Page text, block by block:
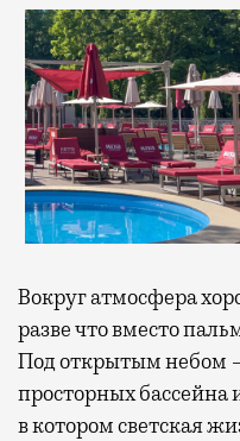
Вокруг атмосфера
разве что вместо
Под открытым небом
просторных бассейна
в котором светская